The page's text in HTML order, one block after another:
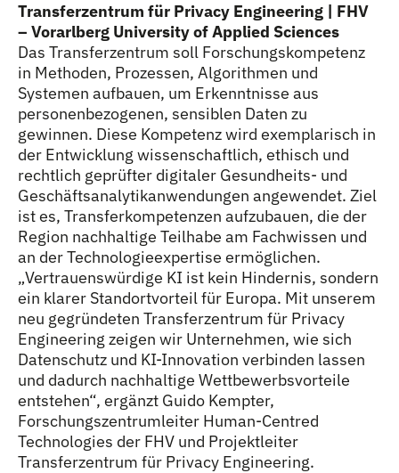
Transferzentrum für Privacy Engineering | FHV
– Vorarlberg University of Applied Sciences
Das Transferzentrum soll Forschungskompetenz
in Methoden, Prozessen, Algorithmen und
Systemen aufbauen, um Erkenntnisse aus
personenbezogenen, sensiblen Daten zu
gewinnen. Diese Kompetenz wird exemplarisch in
der Entwicklung wissenschaftlich, ethisch und
rechtlich geprüfter digitaler Gesundheits- und
Geschäftsanalytikanwendungen angewendet. Ziel
ist es, Transferkompetenzen aufzubauen, die der
Region nachhaltige Teilhabe am Fachwissen und
an der Technologieexpertise ermöglichen.
„Vertrauenswürdige KI ist kein Hindernis, sondern
ein klarer Standortvorteil für Europa. Mit unserem
neu gegründeten Transferzentrum für Privacy
Engineering zeigen wir Unternehmen, wie sich
Datenschutz und KI-Innovation verbinden lassen
und dadurch nachhaltige Wettbewerbsvorteile
entstehen“, ergänzt Guido Kempter,
Forschungszentrumleiter Human-Centred
Technologies der FHV und Projektleiter
Transferzentrum für Privacy Engineering.